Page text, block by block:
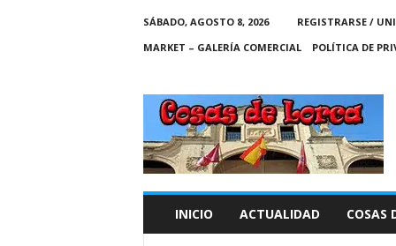
SÁBADO, AGOSTO 8, 2026
REGISTRARSE /
MARKET – GALERÍA COMERCIAL
POLÍTICA DE
C
A
S
INICIO ACTUALIDAD COSAS